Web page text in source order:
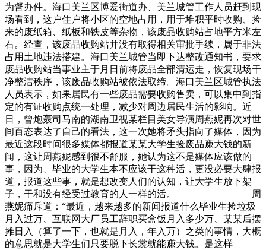
为督办件。海口美兰区博爱街道办、美兰城管工作人员赶到现
场看到，这户住户将小区的空地占用，用于堆积平时收购、捡
来的废纸箱、纸板和铁皮等杂物，该废品收购站占地平方米左
右。经查，该废品收购站并没有取得相关审批手续，属于非法
占用土地违法搭建。海口美兰城管当即下达整改通知书，要求
废品收购站当事业主于月日前将废品全部清运走，恢复现场干
净整洁秩序，该废品收购站被依法取缔。海口美兰区城管执法
人员表示，如果居民有一些废品需要收购售卖，可以集中到指
定的有证收购点统一处理，减少对周边居民生活的影响。近
日，曾炮轰司马南的湖南卫视某栏目美女导演周燕妮再次对世
间百态表达了自己的看法，这一次她将矛头指向了媒体，因为
最近这段时间很多媒体都报道某某大学生捡废品赚大钱的新
闻，这让周燕妮感到很不舒服，她认为这不是媒体应该做的
事，因为、毕业的大学生本不应该干这种活，更没必要大肆报
道，报道这些事，就是想改变人们的认知，让大学生放下架
子，干和没有经受过教育的人一样的活。 周
燕妮痛斥道：“最近，越来越多的新闻报道什么毕业生捡垃圾
月入过万、互联网大厂员工辞职买盒饭月入多少万、某某后摆
摊日入（算了一下，也就是月入，年入万）之类的事情，大概
的意思就是大学生们只要脱下长裳就能赚大钱。是这样